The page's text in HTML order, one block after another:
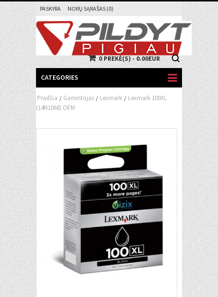
PASKYRA NORŲ SĄRAŠAS (0)
0 PREKĖ(S) - 0.00EUR
CATEGORIES
Pradžia / Gamintojas / Lexmark / Lexmark 100XL
(14N1068) OEM